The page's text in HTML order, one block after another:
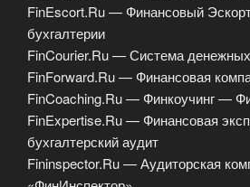
FinEscort.Ru — Финансовый
бухгалтерии
FinCourier.Ru — Система
FinForward.Ru — Финансовая
FinCoaching.Ru — Финкоучинг —
FinExpertise.Ru — Финансовая
бухгалтерский аудит
Fininspector.Ru — Аудиторская